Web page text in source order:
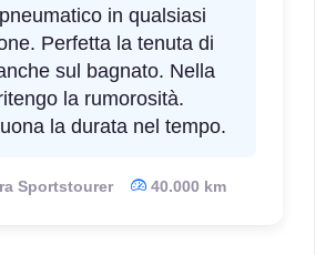
in qualsiasi
Perfetta la tenuta di
sul bagnato. Nella
la rumorosità.
la durata nel tempo.
Sportstourer 40.000 km